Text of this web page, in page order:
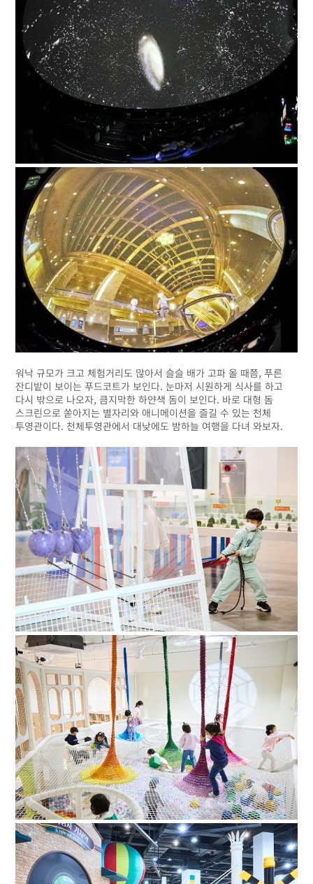
워낙 규모가 크고 체험거리도 많아서 슬슬 배가 고파 올 때쯤, 푸른
잔디밭이 보이는 푸드코트가 보인다. 눈마저 시원하게 식사를 하고
다시 밖으로 나오자, 큼지막한 하얀색 돔이 보인다. 바로 대형 돔
스크린으로 쏟아지는 별자리와 애니메이션을 즐길 수 있는 천체
투영관이다. 천체투영관에서 대낮에도 밤하늘 여행을 다녀 와보자.